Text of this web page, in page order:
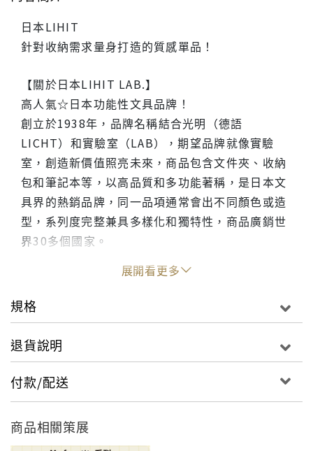
日本LIHIT
針對收納需求量身打造的質感單品！
【關於日本LIHIT LAB.】
高人氣☆日本功能性文具品牌！
創立於1938年，品牌名稱結合光明（德語
LICHT）和實驗室（LAB），期望品牌就像實驗
室，創造新價值照亮未來，商品包含文件夾、收納
包和筆記本等，以高品質和多功能著稱，是日本文
具界的熱銷品牌，同一品項通常會出不同顏色或造
型，系列度完整兼具多樣化和獨特性，商品廣銷世
界30多個國家。
展開看更多
規格
退貨說明
付款/配送
商品相關策展